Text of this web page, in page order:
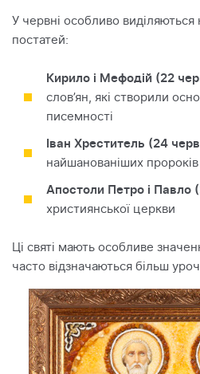
У червні особливо виділяються
постатей:
Кирило і Мефодій (22
слов’ян, які створили
писемності
Іван Хреститель (24
найшанованіших пророків
Апостоли Петро і Павло
християнської церкви
Ці святі мають особливе
часто відзначаються більш